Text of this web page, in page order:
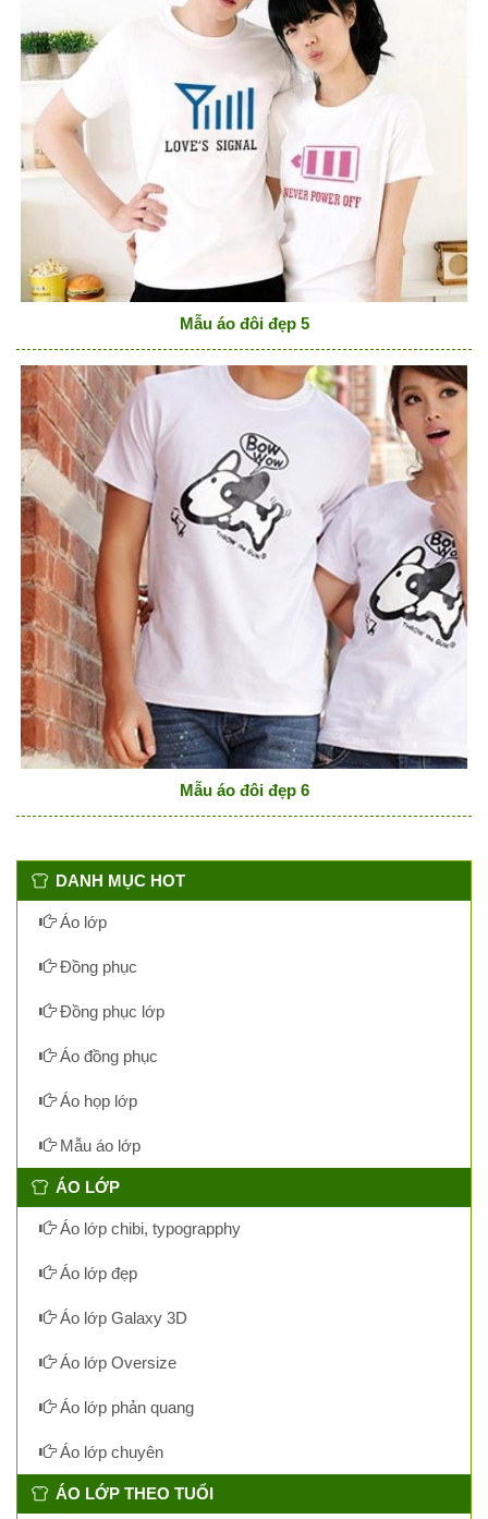
Mẫu áo đôi đẹp 5
Mẫu áo đôi đẹp 6
DANH MỤC HOT
Áo lớp
Đồng phục
Đồng phục lớp
Áo đồng phục
Áo họp lớp
Mẫu áo lớp
ÁO LỚP
Áo lớp chibi, typograpphy
Áo lớp đẹp
Áo lớp Galaxy 3D
Áo lớp Oversize
Áo lớp phản quang
Áo lớp chuyên
ÁO LỚP THEO TUỔI